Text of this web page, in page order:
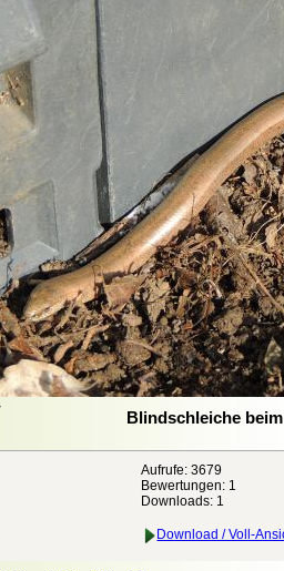
Blindschleiche
Aufrufe: 3679
Bewertungen: 1
Downloads: 1
Download / Voll-